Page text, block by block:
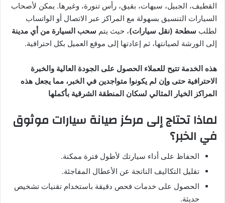
القطيف، الجبيل، سيهات، بقيق، رأس تنورة، وغيرها. يمكن لأصحاب
السيارات التنسيق بسهولة مع المراكز عبر الاتصال أو الواتساب
لطلب سطحة (نقل سيارات)، حيث يتم سحب السيارة من أي مدينة
إلى الورشة لصيانتها، ثم إعادتها إلى موقع العميل بكل احترافية.
هذه الخدمة تتيح للعملاء الحصول على الجودة العالية والخبرة
الاحترافية حتى وإن لم يكونوا متواجدين في الخبر، مما يجعل هذه
المراكز الخيار المثالي لسكان المنطقة الشرقية بأكملها
لماذا تحتاج إلى مركز صيانة سيارات موثوق
في الخبر؟
الحفاظ على أداء سيارتك لأطول فترة ممكنة.
تقليل التكاليف الناتجة عن الأعطال المفاجئة.
الحصول على خدمات فحص دقيقة باستخدام تقنيات تشخيص
حديثة.